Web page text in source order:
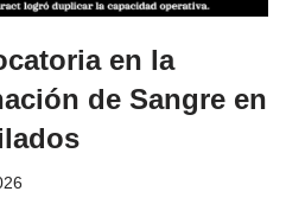
en la
de Sangre en